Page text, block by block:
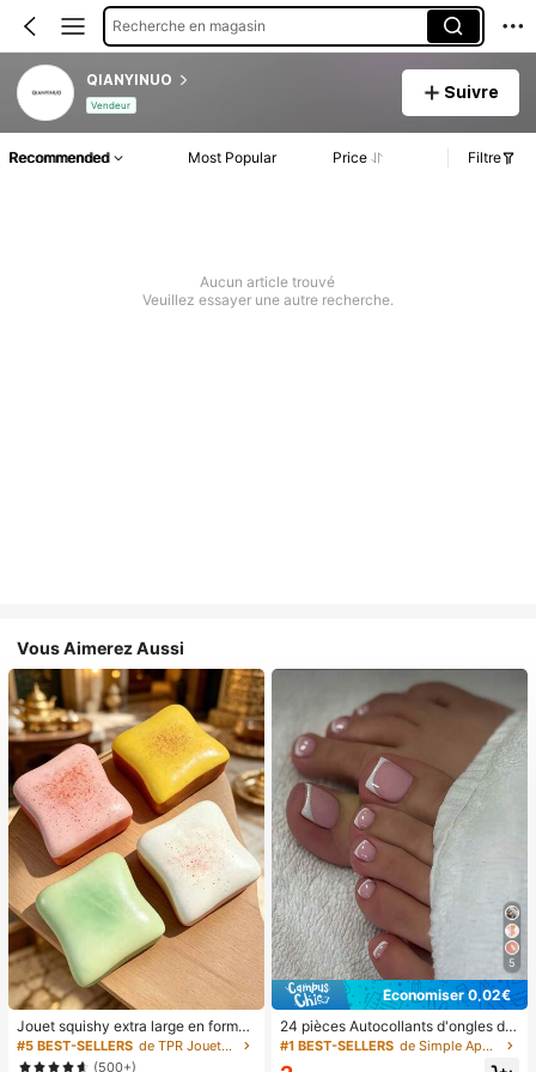
Recherche en magasin
QIANYINUO
Vendeur
Suivre
Recommended Most Popular Price Filtre
Aucun article trouvé
Veuillez essayer une autre recherche.
Vous Aimerez Aussi
Jouet squishy extra large en forme
de toast, jouet anti-stress super do
ux en beurre de toast, disponible en
#5 BEST-SELLERS
de TPR Jouets amusants et fantaisie pour adolescen
(500+)
5
Économiser 0,02€
24 pièces Autocollants d'ongles d'o
rteil carrés pour créer de nouveaux
designs d'ongles ! Base nude rétro
#1 BEST-SELLERS de Simple Appuyez sur les faux ongles